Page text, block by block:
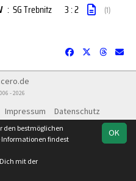
: SG Trebnitz 3 : 2 (1)
- 2026
Impressum
Datenschutz
OK
den bestmöglichen
Informationen findest
mit der